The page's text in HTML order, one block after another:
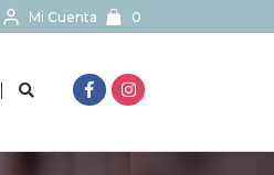
Mi Cuenta 0
BUSCAR...